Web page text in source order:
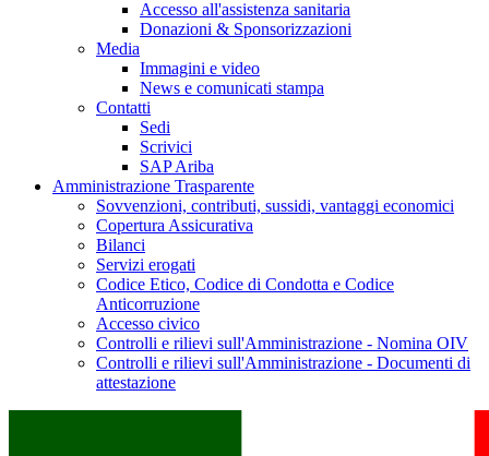
Accesso all'assistenza sanitaria
Donazioni & Sponsorizzazioni
Media
Immagini e video
News e comunicati stampa
Contatti
Sedi
Scrivici
SAP Ariba
Amministrazione Trasparente
Sovvenzioni, contributi, sussidi, vantaggi economici
Copertura Assicurativa
Bilanci
Servizi erogati
Codice Etico, Codice di Condotta e Codice
Anticorruzione
Accesso civico
Controlli e rilievi sull'Amministrazione - Nomina OIV
Controlli e rilievi sull'Amministrazione - Documenti di
attestazione